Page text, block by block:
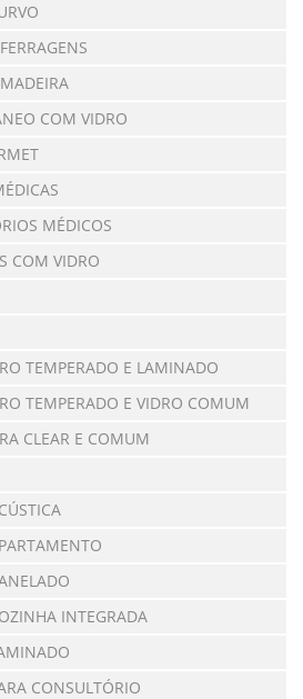
COM VIDRO
MÉDICOS
COM VIDRO
TEMPERADO E LAMINADO
TEMPERADO E VIDRO COMUM
CLEAR E COMUM
INTEGRADA
CONSULTÓRIO